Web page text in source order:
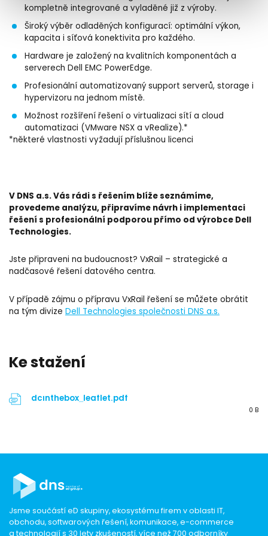
kompletně integrované a vyladěné již z výroby.
Široký výběr odladěných konfigurací: optimální výkon,
kapacita i síťová konektivita pro každého.
Hardware je založený na kvalitních komponentách a
serverech Dell EMC PowerEdge.
Profesionální automatizovaný support serverů, storage i
hypervizoru na jednom místě.
Možnost rozšíření řešení o virtualizaci sítí a cloud
automatizaci (VMware NSX a vRealize).*
*některé vlastnosti vyžadují příslušnou licenci
V DNS a.s. Vás rádi s řešením blíže seznámíme,
provedeme analýzu, připravíme návrh i implementaci
řešení s profesionální podporou přímo od výrobce Dell
Technologies.
Jste připraveni na budoucnost? VxRail – strategické a
nadčasové řešení datového centra.
V případě zájmu o přípravu VxRail řešení se můžete obrátit
na tým divize Dell Technologies společnosti DNS a.s.
Ke stažení
dcinthebox_leaflet.pdf
0 B
Jsme součástí eD skupiny, ekosystému firem v oblasti IT,
obchodu, softwarových řešení, komunikace, e-commerce